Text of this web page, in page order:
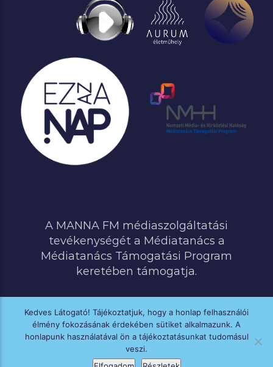
A MANNA FM médiaszolgáltatási
tevékenységét a Médiatanács a
Médiatanács Támogatási Program
keretében támogatja.
MINDEN JOG FENNTARTVA © 2020 MANNA FM
Kedves Látogató! Tájékoztatjuk, hogy a honlap felhasználói
élmény fokozásának érdekében sütiket alkalmazunk. A
honlapunk használatával ön a tájékoztatásunkat tudomásul
veszi.